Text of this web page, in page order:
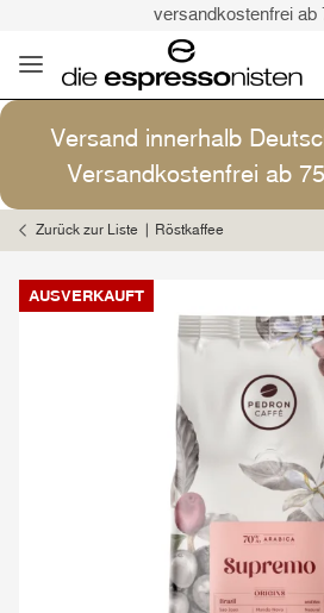
versandkostenfrei ab
Versand: 4,90€
versandkostenfrei ab
Kaffee ist
Versand innerhalb
Versandkostenfrei ab
Zurück zur Liste Röstkaffee
AUSVERKAUFT